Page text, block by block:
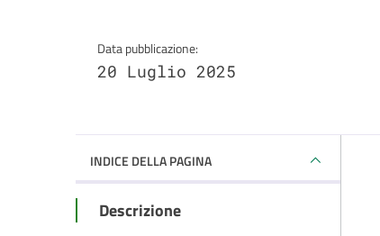
Data pubblicazione:
20 Luglio 2025
INDICE DELLA PAGINA
Descrizione